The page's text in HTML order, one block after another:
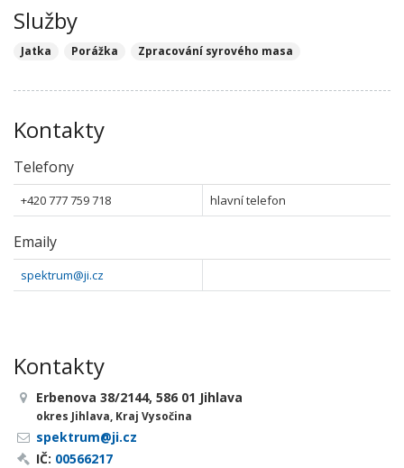
Služby
Jatka Porážka Zpracování syrového masa
Kontakty
Telefony
+420 777 759 718 hlavní telefon
Emaily
spektrum@ji.cz
Kontakty
Erbenova 38/2144, 586 01 Jihlava
okres Jihlava, Kraj Vysočina
spektrum@ji.cz
IČ: 00566217